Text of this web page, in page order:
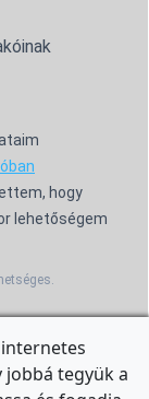
hogy
lehetőségem
tegyük a